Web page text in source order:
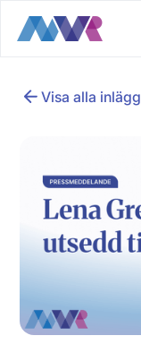
Visa alla inlägg